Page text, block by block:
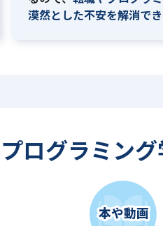
漠然とした不安を解消でき
プログラミン